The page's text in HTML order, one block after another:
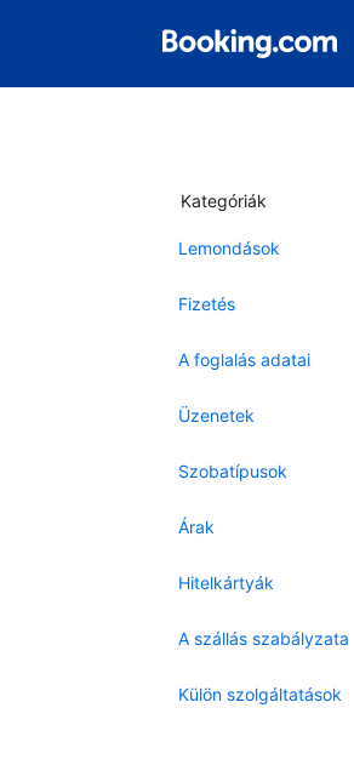
Kategóriák
Lemondások
Fizetés
A foglalás adatai
Üzenetek
Szobatípusok
Árak
Hitelkártyák
A szállás szabályzata
Külön szolgáltatások